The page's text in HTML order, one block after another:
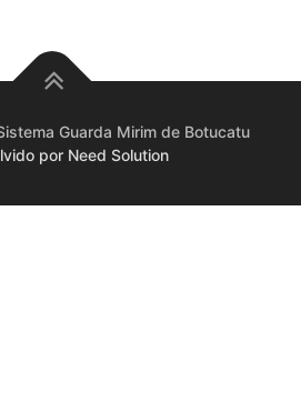
Guarda Mirim de Botucatu
por Need Solution